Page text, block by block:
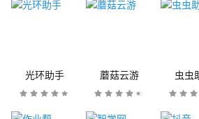
光环助手 蘑菇云游 虫虫